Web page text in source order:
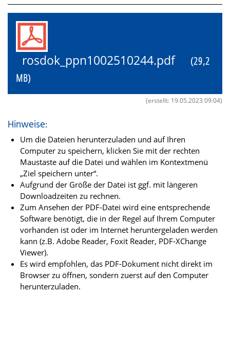
rosdok_ppn1002510244.pdf
(29,2
MB)
(erstellt: 19.05.2023 09:04)
Hinweise:
Um die Dateien herunterzuladen und auf Ihren
Computer zu speichern, klicken Sie mit der rechten
Maustaste auf die Datei und wählen im Kontextmenü
„Ziel speichern unter“.
Aufgrund der Größe der Datei ist ggf. mit längeren
Downloadzeiten zu rechnen.
Zum Ansehen der PDF-Datei wird eine entsprechende
Software benötigt, die in der Regel auf Ihrem Computer
vorhanden ist oder im Internet heruntergeladen werden
kann (z.B. Adobe Reader, Foxit Reader, PDF-XChange
Viewer).
Es wird empfohlen, das PDF-Dokument nicht direkt im
Browser zu öffnen, sondern zuerst auf den Computer
herunterzuladen.